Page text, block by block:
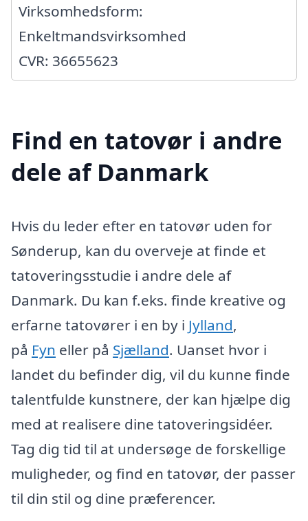
Virksomhedsform:
Enkeltmandsvirksomhed
CVR: 36655623
Find en tatovør i andre
dele af Danmark
Hvis du leder efter en tatovør uden for
Sønderup, kan du overveje at finde et
tatoveringsstudie i andre dele af
Danmark. Du kan f.eks. finde kreative og
erfarne tatovører i en by i Jylland,
på Fyn eller på Sjælland. Uanset hvor i
landet du befinder dig, vil du kunne finde
talentfulde kunstnere, der kan hjælpe dig
med at realisere dine tatoveringsidéer.
Tag dig tid til at undersøge de forskellige
muligheder, og find en tatovør, der passer
til din stil og dine præferencer.